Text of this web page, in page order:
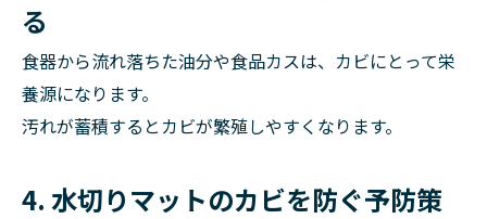
る
食器から流れ落ちた油分や食品カスは、カビにとって栄
養源になります。
汚れが蓄積するとカビが繁殖しやすくなります。
4. 水切りマットのカビを防ぐ予防策